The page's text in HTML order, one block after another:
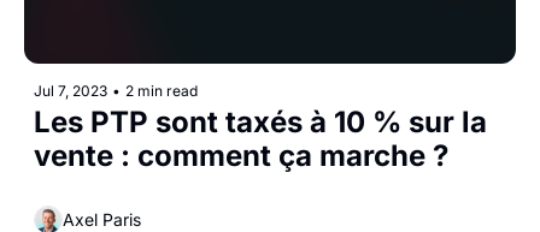
Jul 7, 2023 • 2 min read
Les PTP sont taxés à 10 % sur la
vente : comment ça marche ?
Axel Paris